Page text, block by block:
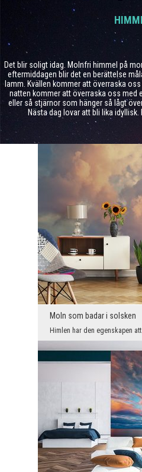
Det blir soligt idag. Molnfri himmel på
eftermiddagen blir det en berättelse
lamm. Kvällen kommer att överraska
natten kommer att överraska oss med
eller så stjärnor som hänger så lågt
Nästa dag lovar att bli lika
Moln som badar i solsken